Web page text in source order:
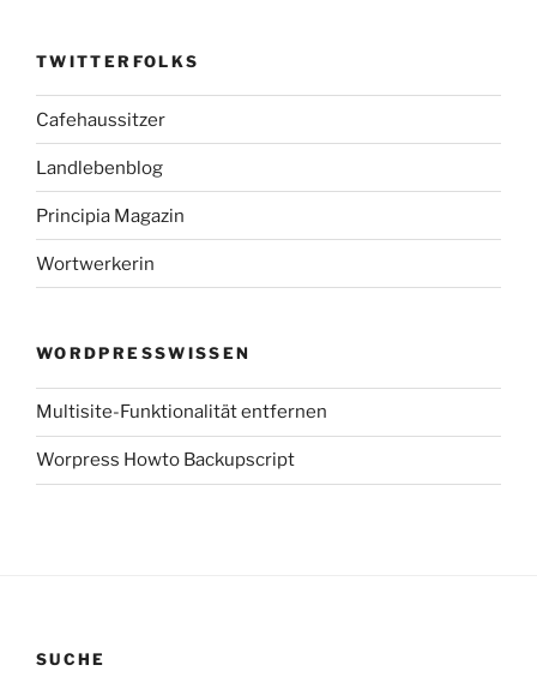
TWITTERFOLKS
Cafehaussitzer
Landlebenblog
Principia Magazin
Wortwerkerin
WORDPRESSWISSEN
Multisite-Funktionalität entfernen
Worpress Howto Backupscript
SUCHE